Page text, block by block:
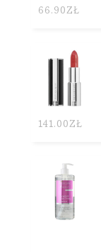
66.90ZŁ
141.00ZŁ